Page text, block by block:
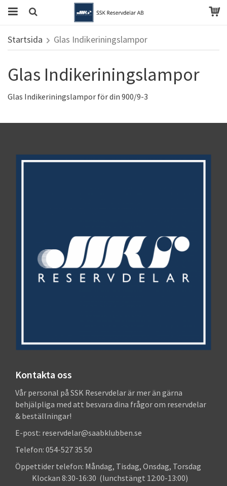
Startsida Glas Indikeriningslampor
Glas Indikeriningslampor
Glas Indikeriningslampor för din 900/9-3
Kontakta oss
Vår personal på SSK Reservdelar är mer än gärna
behjälpliga med att besvara dina frågor om reservdelar
& beställningar!
E-post: reservdelar@saabklubben.se
Telefon: 054-527 35 50
Öppettider telefon: Måndag, Tisdag, Onsdag, Torsdag
Klockan 8:30-16:30 (lunchstängt 12:00-13:00)